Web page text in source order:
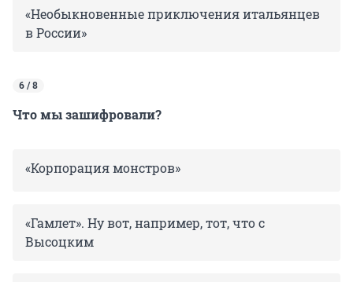
«Необыкновенные приключения итальянцев
в России»
6 / 8
Что мы зашифровали?
«Корпорация монстров»
«Гамлет». Ну вот, например, тот, что с
Высоцким